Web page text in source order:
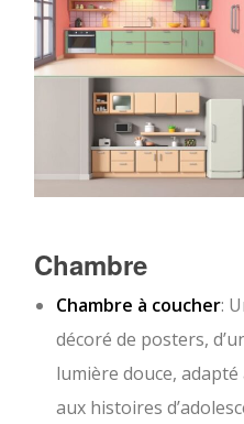
Chambre
Chambre à coucher:
décoré de posters,
lumière douce,
aux histoires